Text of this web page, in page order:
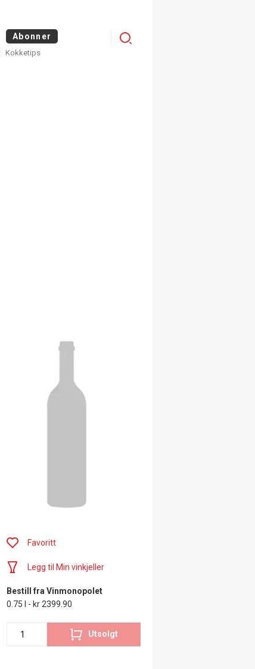
Abonner
Kokketips
Menu
Favoritt
Legg til Min vinkjeller
Bestill fra Vinmonopolet
0.75 l - kr 2399.90
Utsolgt